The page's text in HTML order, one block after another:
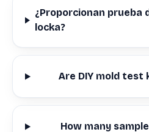
¿Proporcionan prueba
locka?
Are DIY mold test
How many